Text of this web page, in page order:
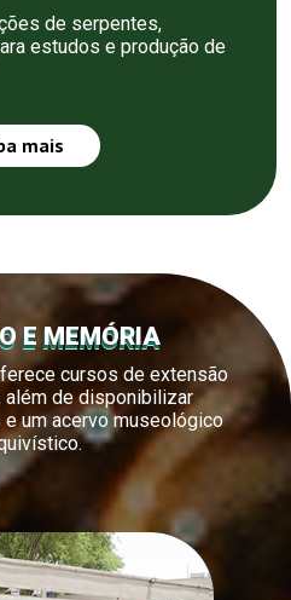
de serpentes,
estudos e produção de
mais
E MEMÓRIA
cursos de extensão
além de disponibilizar
um acervo museológico